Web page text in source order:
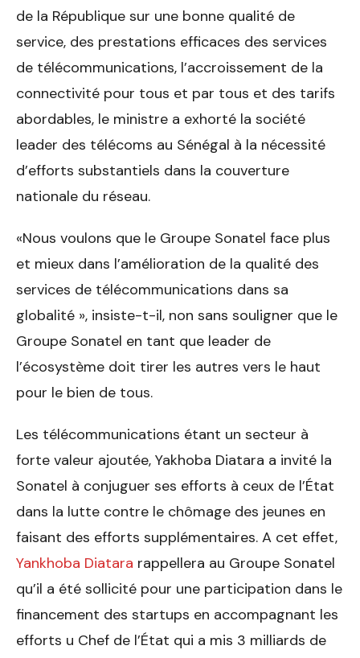
de la République sur une bonne qualité de
service, des prestations efficaces des services
de télécommunications, l’accroissement de la
connectivité pour tous et par tous et des tarifs
abordables, le ministre a exhorté la société
leader des télécoms au Sénégal à la nécessité
d’efforts substantiels dans la couverture
nationale du réseau.
«Nous voulons que le Groupe Sonatel face plus
et mieux dans l’amélioration de la qualité des
services de télécommunications dans sa
globalité », insiste-t-il, non sans souligner que le
Groupe Sonatel en tant que leader de
l’écosystème doit tirer les autres vers le haut
pour le bien de tous.
Les télécommunications étant un secteur à
forte valeur ajoutée, Yakhoba Diatara a invité la
Sonatel à conjuguer ses efforts à ceux de l’État
dans la lutte contre le chômage des jeunes en
faisant des efforts supplémentaires. A cet effet,
Yankhoba Diatara rappellera au Groupe Sonatel
qu’il a été sollicité pour une participation dans le
financement des startups en accompagnant les
efforts u Chef de l’État qui a mis 3 milliards de